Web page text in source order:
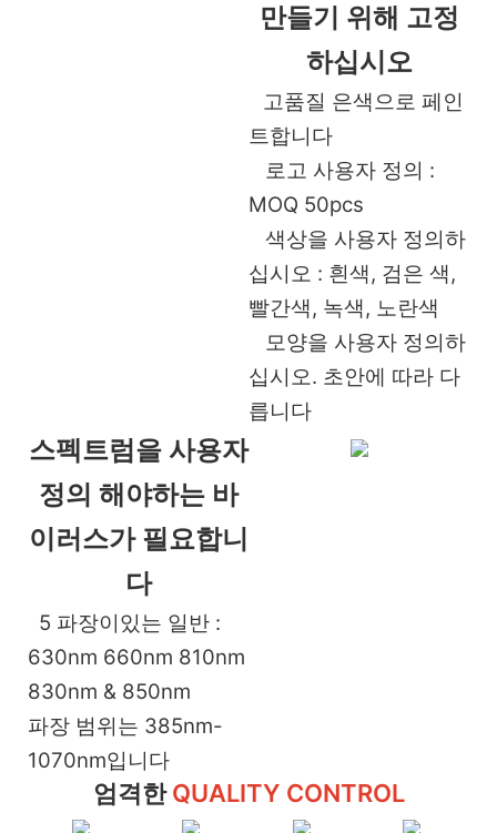
만들기 위해 고정
하십시오
고품질 은색으로 페인
트합니다
로고 사용자 정의 :
MOQ 50pcs
색상을 사용자 정의하
십시오 : 흰색, 검은 색,
빨간색, 녹색, 노란색
모양을 사용자 정의하
십시오. 초안에 따라 다
릅니다
스펙트럼을 사용자
정의 해야하는 바
이러스가 필요합니
다
5 파장이있는 일반 :
630nm 660nm 810nm
830nm & 850nm
파장 범위는 385nm-
1070nm입니다
엄격한QUALITY CONTROL